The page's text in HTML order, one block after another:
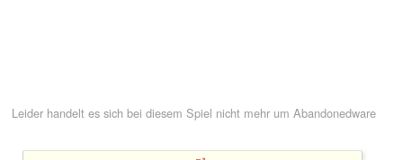
Leider handelt es sich bei diesem Spiel nicht mehr um Abandonedware